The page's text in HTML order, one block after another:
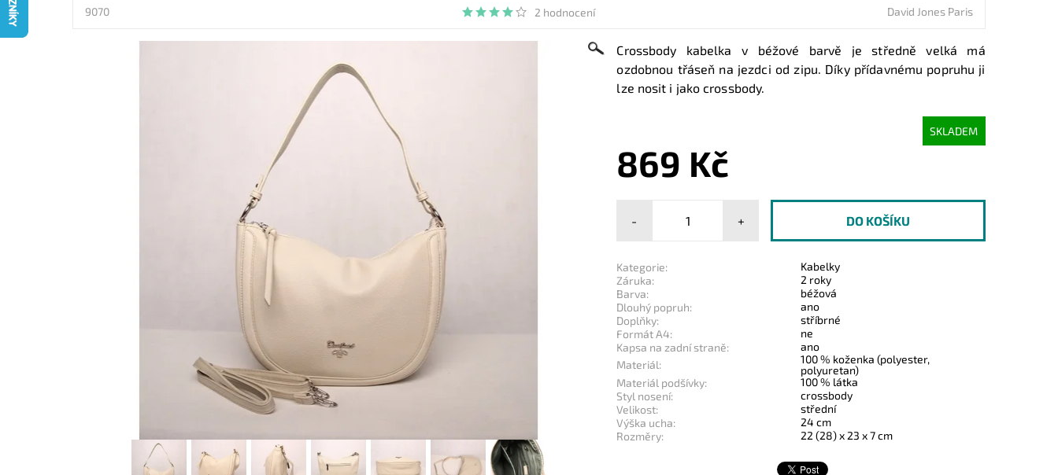
9070 2 hodnocení David Jones Paris
Crossbody kabelka v béžové barvě je středně velká má
ozdobnou třáseň na jezdci od zipu. Díky přídavnému popruhu ji
lze nosit i jako crossbody.
SKLADEM
869 Kč
- +
Kategorie:
Kabelky
Záruka:
2 roky
Barva:
béžová
Dlouhý popruh:
ano
Doplňky:
stříbrné
Formát A4:
ne
Kapsa na zadní straně:
ano
Materiál:
100 % koženka (polyester,
polyuretan)
Materiál podšívky:
100 % látka
Styl nosení:
crossbody
Velikost:
střední
Výška ucha:
24 cm
Rozměry:
22 (28) x 23 x 7 cm